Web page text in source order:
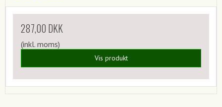
287,00 DKK
(inkl. moms)
Vis produkt